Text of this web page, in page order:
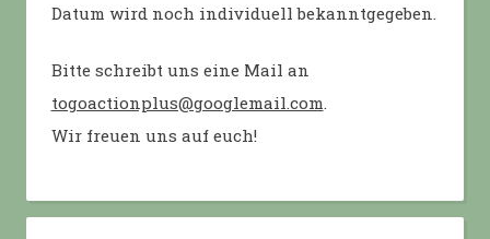
Datum wird noch individuell bekanntgegeben.
Bitte schreibt uns eine Mail an
togoactionplus@googlemail.com.
Wir freuen uns auf euch!